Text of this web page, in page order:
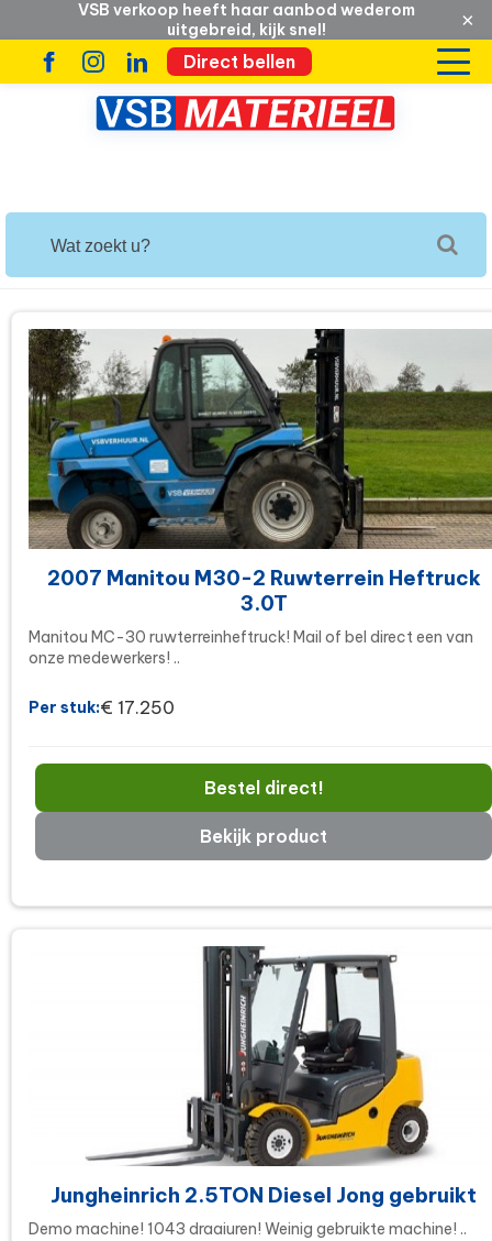
VSB verkoop heeft haar aanbod wederom
uitgebreid, kijk snel!
×
Direct bellen
2007 Manitou M30-2 Ruwterrein Heftruck
3.0T
Manitou MC-30 ruwterreinheftruck! Mail of bel direct een van
onze medewerkers! ..
Per stuk:€ 17.250
Bestel direct!
Bekijk product
Jungheinrich 2.5TON Diesel Jong gebruikt
Demo machine! 1043 draaiuren! Weinig gebruikte machine! ..